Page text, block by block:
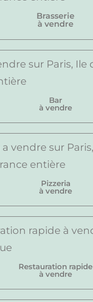
Brasserie
à vendre
Bar
à vendre
Pizzeria
à vendre
Restauration rapide
à vendre